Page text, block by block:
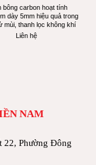
bông carbon hoạt tính
dày 5mm hiệu quả trong
mùi, thanh lọc không khí
Liên hệ
NAM
22, Phường Đông